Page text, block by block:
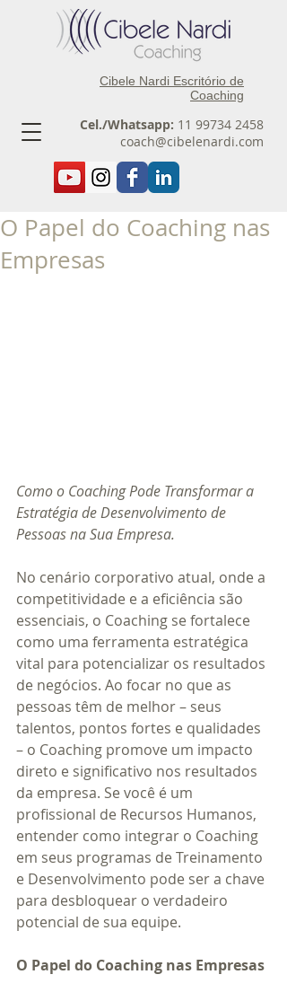
Cel./Whatsapp: 11 99734 2458
coach@cibelenardi.com
Cibele Nardi Escritório de
Coaching
O Papel do Coaching nas
Empresas
Como o Coaching Pode Transformar a
Estratégia de Desenvolvimento de
Pessoas na Sua Empresa.
No cenário corporativo atual, onde a
competitividade e a eficiência são
essenciais, o Coaching se fortalece
como uma ferramenta estratégica
vital para potencializar os resultados
de negócios. Ao focar no que as
pessoas têm de melhor – seus
talentos, pontos fortes e qualidades
– o Coaching promove um impacto
direto e significativo nos resultados
da empresa. Se você é um
profissional de Recursos Humanos,
entender como integrar o Coaching
em seus programas de Treinamento
e Desenvolvimento pode ser a chave
para desbloquear o verdadeiro
potencial de sua equipe.
O Papel do Coaching nas Empresas